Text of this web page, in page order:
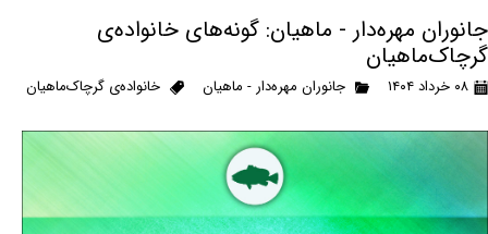
جانوران مهره‌دار - ماهیان: گونه‌های خانواده‌ی
گرچاک‌ماهیان
۰۸ خرداد ۱۴۰۴ جانوران مهره‌دار - ماهیان خانواده‌ی گرچاک‌ماهیان